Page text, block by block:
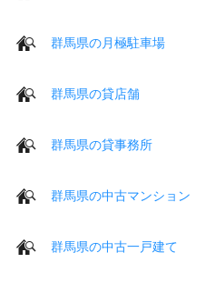
群馬県の月極駐車場
群馬県の貸店舗
群馬県の貸事務所
群馬県の中古マンション
群馬県の中古一戸建て